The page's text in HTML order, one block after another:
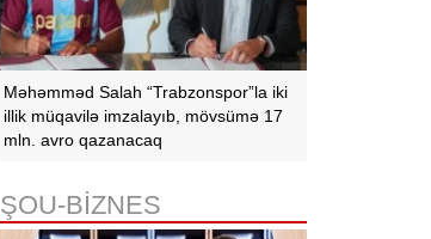
Məhəmməd Salah “Trabzonspor”la iki
illik müqavilə imzalayıb, mövsümə 17
mln. avro qazanacaq
ŞOU-BİZNES